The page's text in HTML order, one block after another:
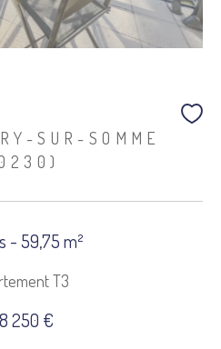
SUR-SOMME
- 59,75 m²
T3
250 €